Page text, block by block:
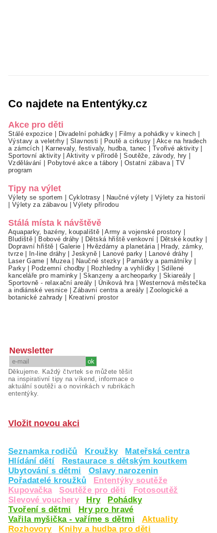
Co najdete na Ententýky.cz
Akce pro děti
Stálé expozice Divadelní pohádky Filmy a pohádky v kinech
Výstavy a veletrhy|Slavnosti Poutě a cirkusy
Akce na hradech
a zámcích
Karnevaly, festivaly, hudba, tanec Tvořivé aktivity
Sportovní aktivity|Aktivity v přírodě |Soutěže, závody, hry
Vzdělávání
Pobytové akce a tábory Ostatní zábava|TV
program
Tipy na výlet
Výlety se sportem Cyklotrasy Naučné výlety
Výlety za historií
Výlety za zábavou |Výlety přírodou
Stálá místa k návštěvě
Aquaparky, bazény, koupaliště |Army a vojenské prostory
Bludiště
Bobové dráhy Dětská hřiště venkovní Dětské koutky
Dopravní hřiště
Galerie Hvězdárny a planetária|
Hrady, zámky,
tvrze| In-line dráhy |Jeskyně| Lanové parky Lanové dráhy
Laser Game
Muzea| Naučné stezky Památky a památníky
Parky| Podzemní chodby Rozhledny a vyhlídky
Sdílené
kanceláře pro maminky |Skanzeny a archeoparky Skiareály
Sportovně - relaxační areály
Úniková hra|Westernová městečka
a indiánské vesnice |Zábavní centra a areály |Zoologické a
botanické zahrady
Kreativní prostor
Newsletter
Děkujeme. Každý čtvrtek se můžete těšit
na inspirativní tipy na víkend, informace o
aktuální soutěži a o novinkách v rubrikách
ententýky.
Vložit novou akci
Seznamka rodičů Kroužky
Mateřská centra
Hlídání dětí
Restaurace s dětským koutkem
Ubytování s dětmi
Oslavy narozenin
Pořadatelé kroužků
Ententýky soutěže
Kupovačka
Soutěže pro děti
Fotosoutěž
Slevové vouchery
Hry
Pohádky
Tvoření s dětmi
Hry pro hravé
Vařila myšička - vaříme s dětmi
Aktuality
Rozhovory
Knihy a hudba pro děti